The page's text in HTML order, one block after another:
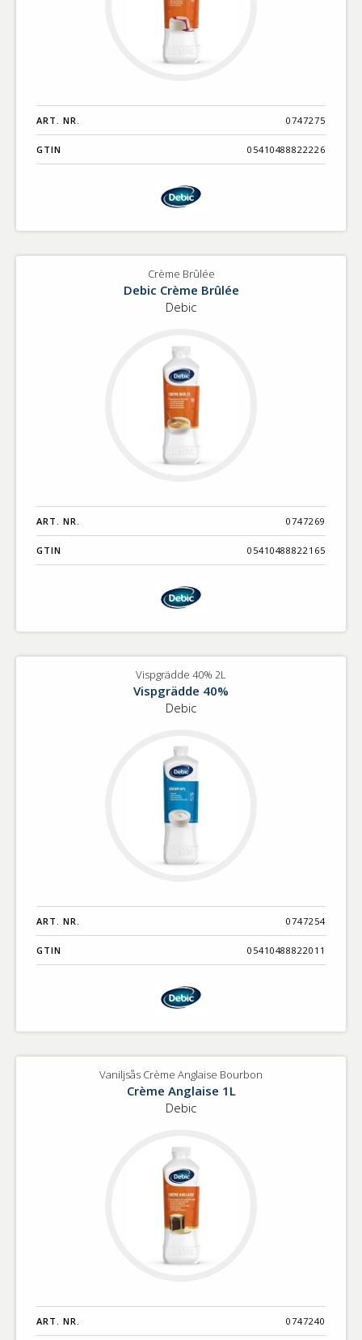
ART. NR. 0747275
GTIN 05410488822226
Crème Brûlée
Debic Crème Brûlée
Debic
ART. NR. 0747269
GTIN 05410488822165
Vispgrädde 40% 2L
Vispgrädde 40%
Debic
ART. NR. 0747254
GTIN 05410488822011
Vaniljsås Crème Anglaise Bourbon
Crème Anglaise 1L
Debic
ART. NR. 0747240